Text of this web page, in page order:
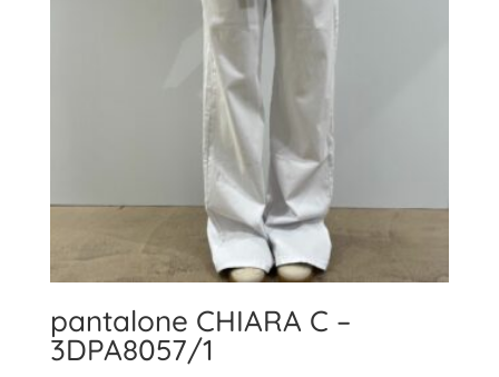
pantalone CHIARA C –
3DPA8057/1